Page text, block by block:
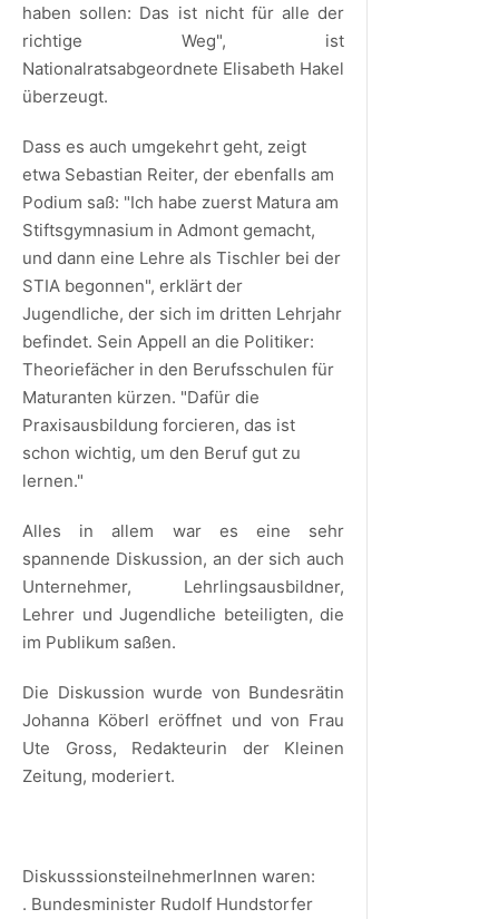
haben sollen: Das ist nicht für alle der
richtige Weg", ist
Nationalratsabgeordnete Elisabeth Hakel
überzeugt.
Dass es auch umgekehrt geht, zeigt
etwa Sebastian Reiter, der ebenfalls am
Podium saß: "Ich habe zuerst Matura am
Stiftsgymnasium in Admont gemacht,
und dann eine Lehre als Tischler bei der
STIA begonnen", erklärt der
Jugendliche, der sich im dritten Lehrjahr
befindet. Sein Appell an die Politiker:
Theoriefächer in den Berufsschulen für
Maturanten kürzen. "Dafür die
Praxisausbildung forcieren, das ist
schon wichtig, um den Beruf gut zu
lernen."
Alles in allem war es eine sehr
spannende Diskussion, an der sich auch
Unternehmer, Lehrlingsausbildner,
Lehrer und Jugendliche beteiligten, die
im Publikum saßen.
Die Diskussion wurde von Bundesrätin
Johanna Köberl eröffnet und von Frau
Ute Gross, Redakteurin der Kleinen
Zeitung, moderiert.
DiskusssionsteilnehmerInnen waren:
. Bundesminister Rudolf Hundstorfer